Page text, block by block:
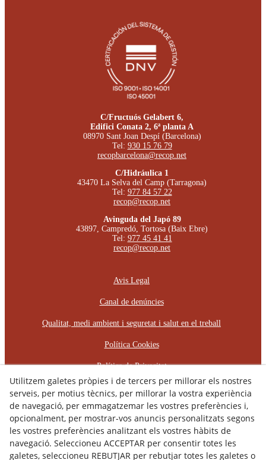
C/Fructuós Gelabert 6,
Edifici Conata 2, 6ª planta A
08970 Sant Joan Despí (Barcelona)
Tel: 930 15 76 79
recopbarcelona@recop.net
C/Hidráulica 1
43470 La Selva del Camp (Tarragona)
Tel: 977 84 57 22
recop@recop.net
Avinguda del Japó 89
43897, Campredó, Tortosa (Baix Ebre)
Tel: 977 45 41 41
recop@recop.net
Avis Legal
Canal de denúncies
Qualitat, medi ambient i seguretat i salut en el treball
Política Cookies
Política de Privacitat
Declaració d'Accessibilitat
Pla d'Igualtat d'Oportunitats
Protocol d'Assetjament Laboral
Utilitzem galetes pròpies i de tercers per millorar els nostres
serveis, per motius tècnics, per millorar la vostra experiència
de navegació, per emmagatzemar les vostres preferències i,
opcionalment, per mostrar-vos anuncis personalitzats segons
les vostres preferències analitzant els vostres hàbits de
navegació. Seleccioneu ACCEPTAR per consentir totes les
galetes, seleccioneu REBUTJAR per rebutjar totes les galetes o